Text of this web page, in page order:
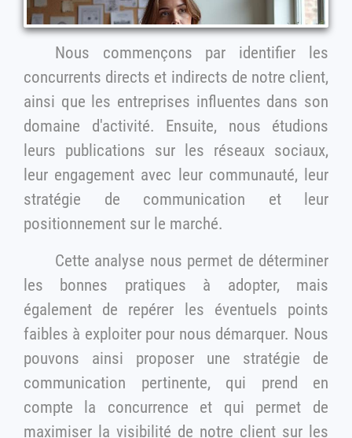
Nous commençons par identifier les
concurrents directs et indirects de notre client,
ainsi que les entreprises influentes dans son
domaine d'activité. Ensuite, nous étudions
leurs publications sur les réseaux sociaux,
leur engagement avec leur communauté, leur
stratégie de communication et leur
positionnement sur le marché.
Cette analyse nous permet de déterminer
les bonnes pratiques à adopter, mais
également de repérer les éventuels points
faibles à exploiter pour nous démarquer. Nous
pouvons ainsi proposer une stratégie de
communication pertinente, qui prend en
compte la concurrence et qui permet de
maximiser la visibilité de notre client sur les